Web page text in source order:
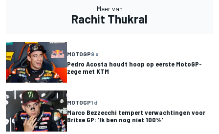
Meer van
Rachit Thukral
MOTOGP9 u
Pedro Acosta houdt hoop op eerste MotoGP-
zege met KTM
MOTOGP1 d
Marco Bezzecchi tempert verwachtingen voor
Britse GP: ‘Ik ben nog niet 100%’